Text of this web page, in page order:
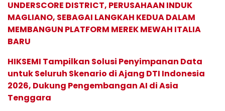
UNDERSCORE DISTRICT, PERUSAHAAN INDUK
MAGLIANO, SEBAGAI LANGKAH KEDUA DALAM
MEMBANGUN PLATFORM MEREK MEWAH ITALIA
BARU
HIKSEMI Tampilkan Solusi Penyimpanan Data
untuk Seluruh Skenario di Ajang DTI Indonesia
2026, Dukung Pengembangan AI di Asia
Tenggara